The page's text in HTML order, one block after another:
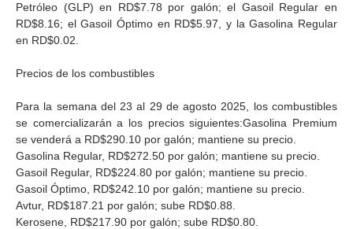
Petróleo (GLP) en RD$7.78 por galón; el Gasoil Regular en
RD$8.16; el Gasoil Óptimo en RD$5.97, y la Gasolina Regular
en RD$0.02.
Precios de los combustibles
Para la semana del 23 al 29 de agosto 2025, los combustibles
se comercializarán a los precios siguientes:Gasolina Premium
se venderá a RD$290.10 por galón; mantiene su precio.
Gasolina Regular, RD$272.50 por galón; mantiene su precio.
Gasoil Regular, RD$224.80 por galón; mantiene su precio.
Gasoil Óptimo, RD$242.10 por galón; mantiene su precio.
Avtur, RD$187.21 por galón; sube RD$0.88.
Kerosene, RD$217.90 por galón; sube RD$0.80.